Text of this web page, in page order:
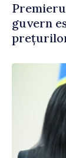
guvern